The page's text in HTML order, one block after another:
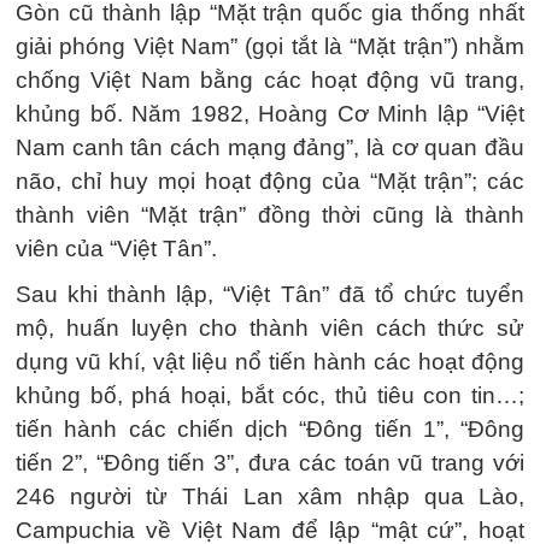
Gòn cũ thành lập “Mặt trận quốc gia thống nhất
giải phóng Việt Nam” (gọi tắt là “Mặt trận”) nhằm
chống Việt Nam bằng các hoạt động vũ trang,
khủng bố. Năm 1982, Hoàng Cơ Minh lập “Việt
Nam canh tân cách mạng đảng”, là cơ quan đầu
não, chỉ huy mọi hoạt động của “Mặt trận”; các
thành viên “Mặt trận” đồng thời cũng là thành
viên của “Việt Tân”.
Sau khi thành lập, “Việt Tân” đã tổ chức tuyển
mộ, huấn luyện cho thành viên cách thức sử
dụng vũ khí, vật liệu nổ tiến hành các hoạt động
khủng bố, phá hoại, bắt cóc, thủ tiêu con tin…;
tiến hành các chiến dịch “Đông tiến 1”, “Đông
tiến 2”, “Đông tiến 3”, đưa các toán vũ trang với
246 người từ Thái Lan xâm nhập qua Lào,
Campuchia về Việt Nam để lập “mật cứ”, hoạt